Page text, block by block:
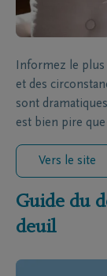
Informez le
et des
sont
est bien pire que
Vers le site
Guide du
deuil